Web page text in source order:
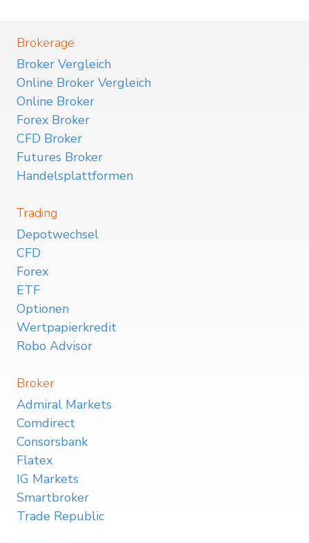
Brokerage
Broker Vergleich
Online Broker Vergleich
Online Broker
Forex Broker
CFD Broker
Futures Broker
Handelsplattformen
Trading
Depotwechsel
CFD
Forex
ETF
Optionen
Wertpapierkredit
Robo Advisor
Broker
Admiral Markets
Comdirect
Consorsbank
Flatex
IG Markets
Smartbroker
Trade Republic